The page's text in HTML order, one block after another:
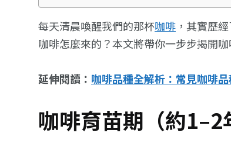
每天清晨喚醒我們的那杯咖啡 ，其實歷
咖啡怎麼來的？本文將帶你一步步揭開
延伸閱讀： 咖啡品種全解析：常見咖啡
咖啡育苗期（約1–2